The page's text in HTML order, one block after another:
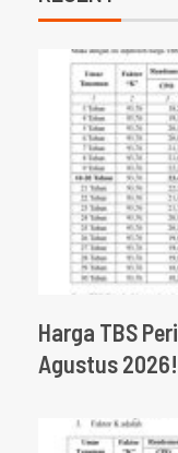
Harga TBS
Agustus